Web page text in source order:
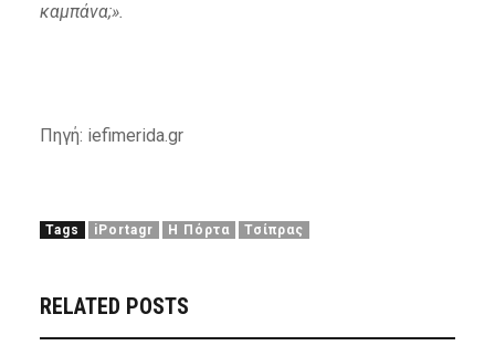
καμπάνα;».
Πηγή: iefimerida.gr
Tags iPortagr Η Πόρτα Τσίπρας
RELATED POSTS